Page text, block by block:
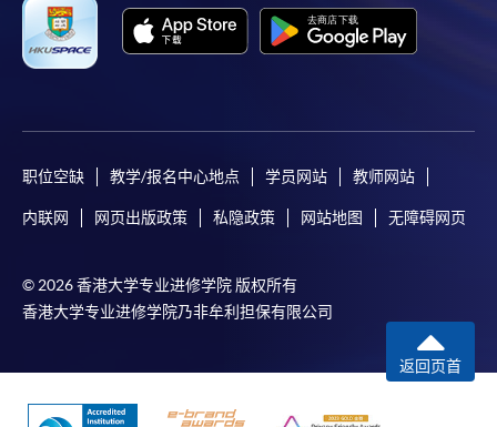
职位空缺 教学/报名中心地点 学员网站 教师网站
内联网 网页出版政策 私隐政策 网站地图 无障碍网页
© 2026 香港大学专业进修学院 版权所有
香港大学专业进修学院乃非牟利担保有限公司
返回页首